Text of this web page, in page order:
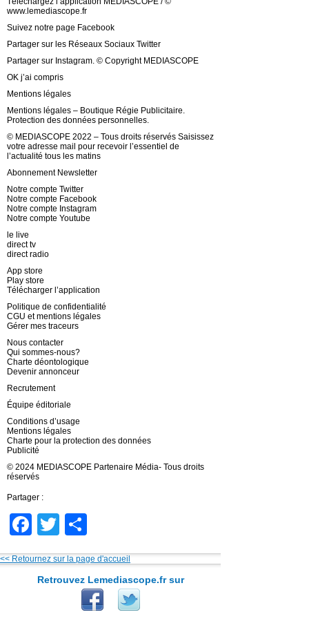
www.lemediascope.fr
Suivez notre page Facebook
Partager sur les Réseaux Sociaux Twitter
Partager sur Instagram. © Copyright MEDIASCOPE
OK j’ai compris
Mentions légales
Mentions légales – Boutique Régie Publicitaire.
Protection des données personnelles.
© MEDIASCOPE 2022 – Tous droits réservés Saisissez
votre adresse mail pour recevoir l’essentiel de
l’actualité tous les matins
Abonnement Newsletter
Notre compte Twitter
Notre compte Facebook
Notre compte Instagram
Notre compte Youtube
le live
direct tv
direct radio
App store
Play store
Télécharger l’application
Politique de confidentialité
CGU et mentions légales
Gérer mes traceurs
Nous contacter
Qui sommes-nous?
Charte déontologique
Devenir annonceur
Recrutement
Équipe éditoriale
Conditions d’usage
Mentions légales
Charte pour la protection des données
Publicité
© 2024 MEDIASCOPE Partenaire Média- Tous droits
réservés
Partager :
Facebook
Twitter
<< Retournez sur la page d'accueil
Retrouvez Lemediascope.fr sur